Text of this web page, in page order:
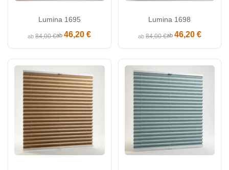
Lumina 1695
ab84,00 €ab46,20 €
Lumina 1698
ab84,00 €ab 46,20 €